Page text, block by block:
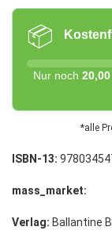
📦
Nur noch
*alle
ISBN-13:
mass_market:
Verlag: Ballantine